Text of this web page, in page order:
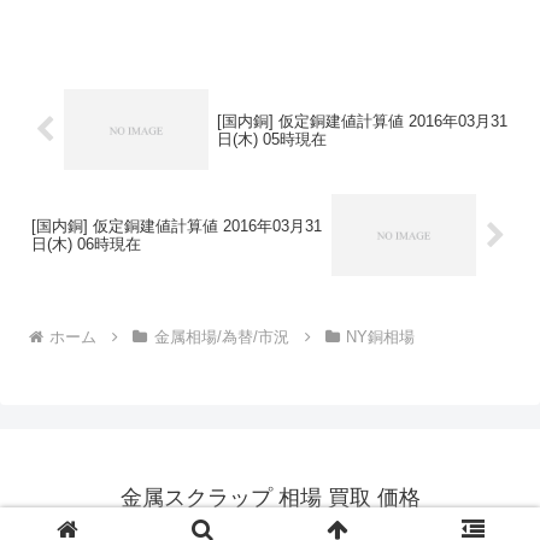
[国内銅] 仮定銅建値計算値 2016年03月31
日(木) 05時現在
[国内銅] 仮定銅建値計算値 2016年03月31
日(木) 06時現在
ホーム 金属相場/為替/市況 NY銅相場
金属スクラップ 相場 買取 価格
© 2014 金属スクラップ 相場 買取 価格.